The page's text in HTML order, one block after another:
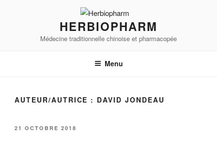
HERBIOPHARM
Médecine traditionnelle chinoise et pharmacopée
Menu
AUTEUR/AUTRICE : DAVID JONDEAU
PUBLIÉ
21 OCTOBRE 2018